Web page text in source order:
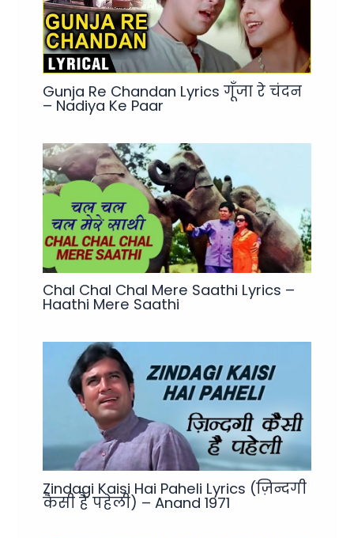
Gunja Re Chandan Lyrics गूँजा रे चंदन
– Nadiya Ke Paar
Chal Chal Chal Mere Saathi Lyrics –
Haathi Mere Saathi
Zindagi Kaisi Hai Paheli Lyrics (ज़िन्दगी
कैसी है पहेली) – Anand 1971